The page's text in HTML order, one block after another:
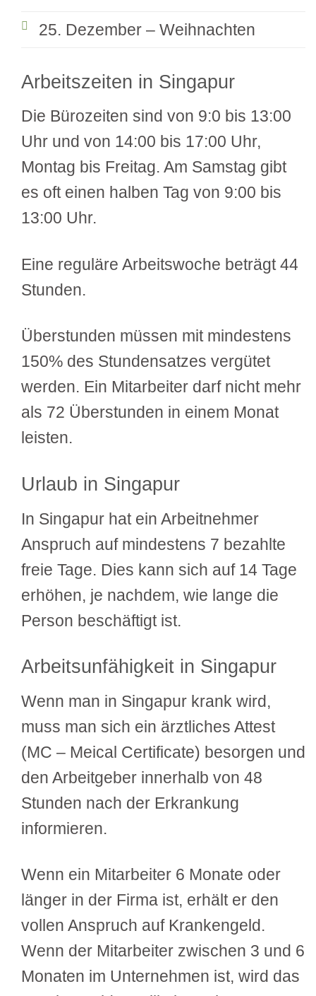
25. Dezember – Weihnachten
Arbeitszeiten in Singapur
Die Bürozeiten sind von 9:0 bis 13:00
Uhr und von 14:00 bis 17:00 Uhr,
Montag bis Freitag. Am Samstag gibt
es oft einen halben Tag von 9:00 bis
13:00 Uhr.
Eine reguläre Arbeitswoche beträgt 44
Stunden.
Überstunden müssen mit mindestens
150% des Stundensatzes vergütet
werden. Ein Mitarbeiter darf nicht mehr
als 72 Überstunden in einem Monat
leisten.
Urlaub in Singapur
In Singapur hat ein Arbeitnehmer
Anspruch auf mindestens 7 bezahlte
freie Tage. Dies kann sich auf 14 Tage
erhöhen, je nachdem, wie lange die
Person beschäftigt ist.
Arbeitsunfähigkeit in Singapur
Wenn man in Singapur krank wird,
muss man sich ein ärztliches Attest
(MC – Meical Certificate) besorgen und
den Arbeitgeber innerhalb von 48
Stunden nach der Erkrankung
informieren.
Wenn ein Mitarbeiter 6 Monate oder
länger in der Firma ist, erhält er den
vollen Anspruch auf Krankengeld.
Wenn der Mitarbeiter zwischen 3 und 6
Monaten im Unternehmen ist, wird das